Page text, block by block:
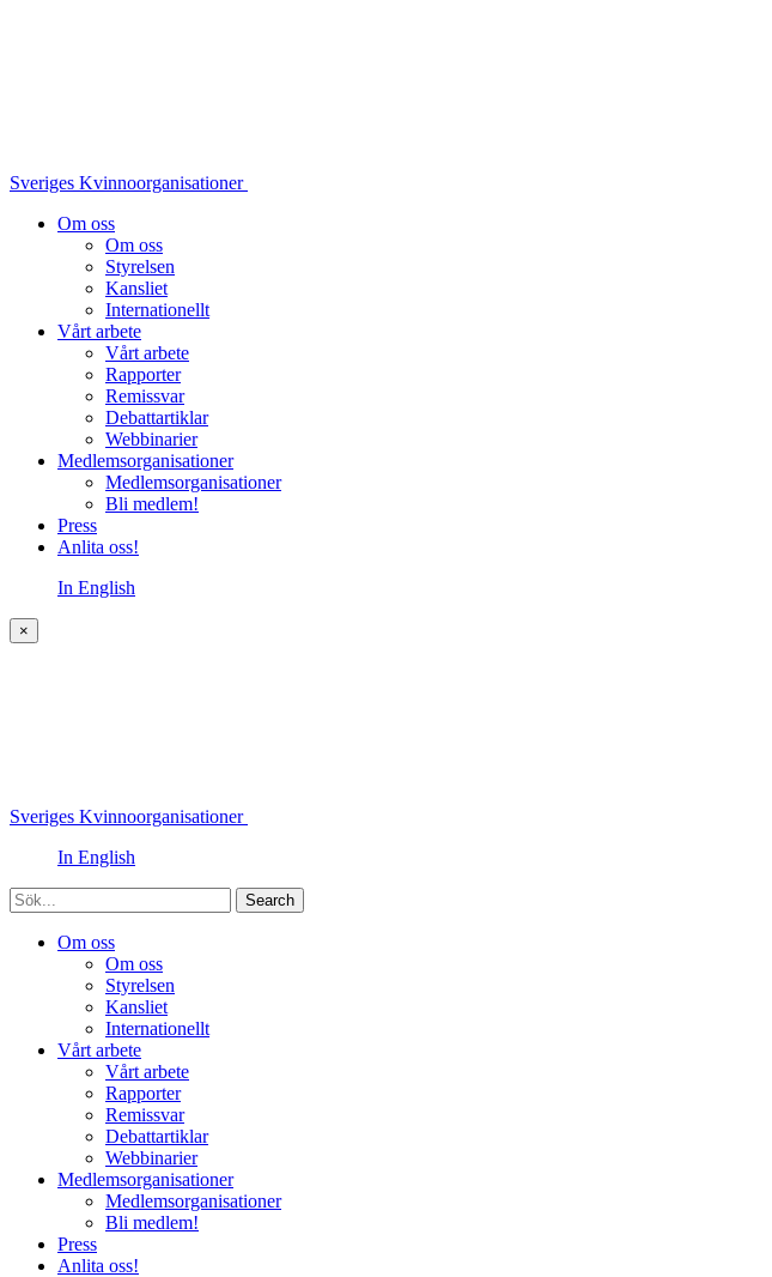
Sveriges Kvinnoorganisationer
Om oss
Om oss
Styrelsen
Kansliet
Internationellt
Vårt arbete
Vårt arbete
Rapporter
Remissvar
Debattartiklar
Webbinarier
Medlemsorganisationer
Medlemsorganisationer
Bli medlem!
Press
Anlita oss!
In English
×
Sveriges Kvinnoorganisationer
In English
Sök
Om oss
Om oss
Styrelsen
Kansliet
Internationellt
Vårt arbete
Vårt arbete
Rapporter
Remissvar
Debattartiklar
Webbinarier
Medlemsorganisationer
Medlemsorganisationer
Bli medlem!
Press
Anlita oss!